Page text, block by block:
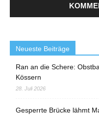
Neueste Beiträge
Ran an die Schere:
Kössern
28. Juli 2026
Gesperrte Brücke lähmt